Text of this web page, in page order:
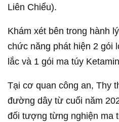
Liên Chiểu).
Khám xét bên trong hành
chức năng phát hiện 2 gói
lắc và 1 gói ma túy
Tại cơ quan công an, Thy
đường dây từ cuối năm
đối tượng từng nghiện ma